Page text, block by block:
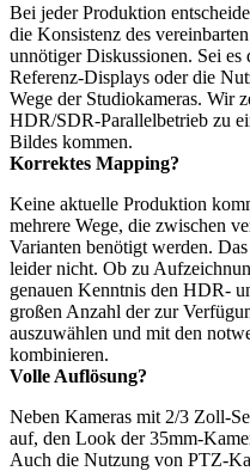
Bei jeder Produktion
die Konsistenz des
unnötiger Diskussionen. Sei
Referenz-Displays oder die
Wege der Studiokameras. Wir
HDR/SDR-Parallelbetrieb zu
Bildes kommen.
Korrektes Mapping?
Keine aktuelle Produktion
mehrere Wege, die zwischen
Varianten benötigt werden.
leider nicht. Ob zu
genauen Kenntnis den HDR-
großen Anzahl der zur
auszuwählen und mit den
kombinieren.
Volle Auflösung?
Neben Kameras mit 2/3 Zoll-
auf, den Look der 35mm-
Auch die Nutzung von PTZ-